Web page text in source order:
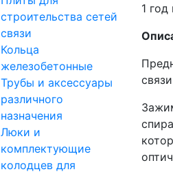
строительства сетей
связи
Кольца
железобетонные
Трубы и аксессуары
различного
назначения
Люки и
комплектующие
колодцев для
1 год